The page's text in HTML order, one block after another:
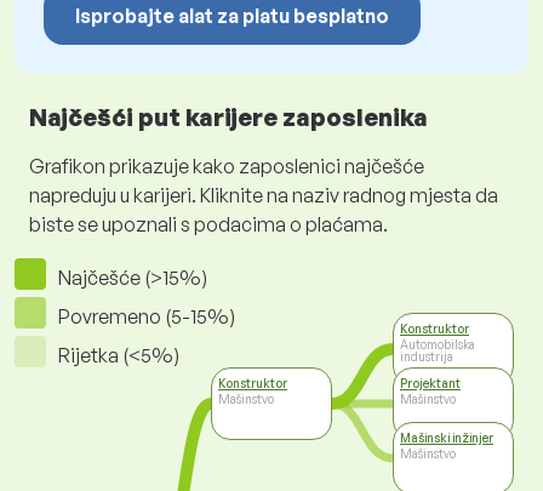
Isprobajte alat za platu besplatno
Najčešći put karijere zaposlenika
Grafikon prikazuje kako zaposlenici najčešće
napreduju u karijeri. Kliknite na naziv radnog mjesta da
biste se upoznali s podacima o plaćama.
Najčešće (>15%)
Povremeno (5-15%)
Rijetka (<5%)
Konstruktor
Mašinstvo
Konstruktor
Automobilska
industrija
Projektant
Mašinstvo
Mašinski inžinjer
Mašinstvo